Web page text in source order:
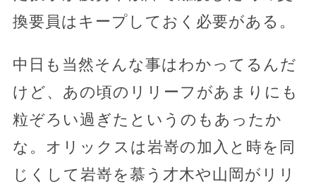
換要員はキープしておく必要がある。
中日も当然そんな事はわかってるんだ
けど、あの頃のリリーフがあまりにも
粒ぞろい過ぎたというのもあったか
な。オリックスは岩嵜の加入と時を同
じくして岩嵜を慕う才木や山岡がリリ